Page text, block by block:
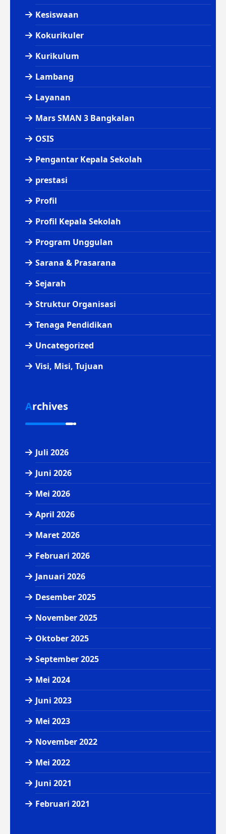
Kesiswaan
Kokurikuler
Kurikulum
Lambang
Layanan
Mars SMAN 3 Bangkalan
OSIS
Pengantar Kepala Sekolah
prestasi
Profil
Profil Kepala Sekolah
Program Unggulan
Sarana & Prasarana
Sejarah
Struktur Organisasi
Tenaga Pendidikan
Uncategorized
Visi, Misi, Tujuan
Archives
Juli 2026
Juni 2026
Mei 2026
April 2026
Maret 2026
Februari 2026
Januari 2026
Desember 2025
November 2025
Oktober 2025
September 2025
Mei 2024
Juni 2023
Mei 2023
November 2022
Mei 2022
Juni 2021
Februari 2021